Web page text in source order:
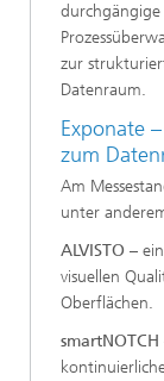
zur
Datenraum.
Exponate
zum
Am
unter
ALVISTO –
visuellen
Oberflächen.
smartNOTCH